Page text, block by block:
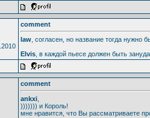
comment
law , согласен, но название тогда
Elvis , в каждой пьесе должен быть
comment
ankxi
))))))) и Король!
мне нравится, что Вы рассматриваете